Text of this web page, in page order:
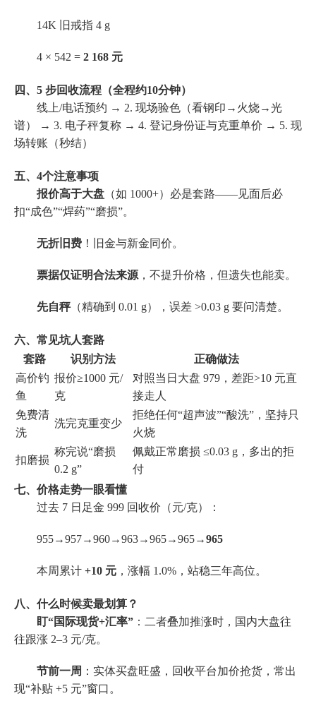
14K 旧戒指 4 g
4 × 542 = 2 168 元
四、5 步回收流程（全程约10分钟）
线上/电话预约 → 2. 现场验色（看钢印→火烧→光
谱） → 3. 电子秤复称 → 4. 登记身份证与克重单价 → 5. 现
场转账（秒结）
五、4个注意事项
报价高于大盘 （如 1000+）必是套路——见面后必
扣“成色”“焊药”“磨损”。
无折旧费 ！旧金与新金同价。
票据仅证明合法来源 ，不提升价格，但遗失也能卖。
先自秤（精确到 0.01 g），误差 >0.03 g 要问清楚。
六、常见坑人套路
套路
识别方法
正确做法
高价钓
鱼
报价≥1000 元/
克
对照当日大盘 979，差距>10 元直
接走人
免费清
洗
洗完克重变少
拒绝任何“超声波”“酸洗”，坚持只
火烧
扣磨损
称完说“磨损
0.2 g”
佩戴正常磨损 ≤0.03 g，多出的拒
付
七、价格走势一眼看懂
过去 7 日足金 999 回收价（元/克）：
955→957→960→963→965→965→965
本周累计 +10 元 ，涨幅 1.0%，站稳三年高位。
八、什么时候卖最划算？
盯“国际现货+汇率” ：二者叠加推涨时，国内大盘往
往跟涨 2–3 元/克。
节前一周 ：实体买盘旺盛，回收平台加价抢货，常出
现“补贴 +5 元”窗口。